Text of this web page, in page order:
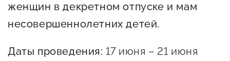
Новости
Социальные сети "Мой
женщин в декретном отпуске и мам
несовершеннолетних детей.
Даты проведения:17 июня – 21 июня